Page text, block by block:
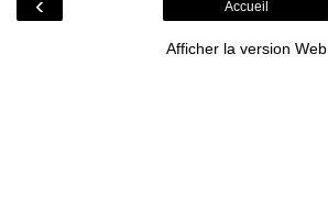
Accueil
Afficher la version Web